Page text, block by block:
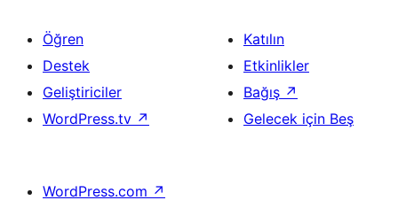
Öğren
Destek
Geliştiriciler
WordPress.tv ↗
Katılın
Etkinlikler
Bağış ↗
Gelecek için Beş
WordPress.com ↗